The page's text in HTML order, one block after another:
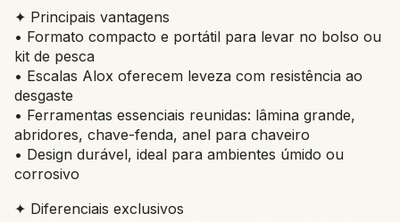
✦ Principais vantagens
• Formato compacto e portátil para levar no bolso ou
kit de pesca
• Escalas Alox oferecem leveza com resistência ao
desgaste
• Ferramentas essenciais reunidas: lâmina grande,
abridores, chave-fenda, anel para chaveiro
• Design durável, ideal para ambientes úmido ou
corrosivo
✦ Diferenciais exclusivos